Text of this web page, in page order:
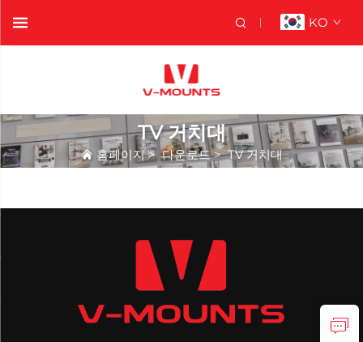
KO
TV 거치대
홈페이지>다운로드>TV 거치대